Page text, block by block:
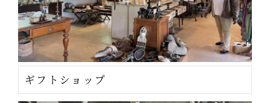
ギフトショップ